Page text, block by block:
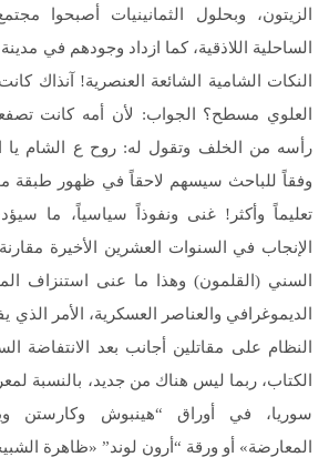
الزيتون، وبحلول الثمانينيات أصبحوا
الساحلية اللاذقية، كما ازداد وجودهم في
النكات الشامية الشائعة العنصرية! آنذاك
العلوي مسطح؟ الجواب: لأن أمه كانت
رأسه من الخلف وتقول له: روح ع الشام يا
وفقاً للباحث سيسهم لاحقاً في ظهور طبقة
تعليماً وأكثر! غنى ونفوذاً سياسياً، ما
الإنجاب في السنوات العشرين الأخيرة
السني (القلمون) وهذا ما عنى استنزاف
الديموغرافي والعناصر العسكرية، الأمر الذي
النظام على مقاتلين أجانب بعد الانتفاضة
الكتاب، ربما ليس هناك من جديد، بالنسبة
سوريا، في أوراق “هينبوش وكارستن
المعارضة» أو ورقة “أرون لوند” «ظاهرة